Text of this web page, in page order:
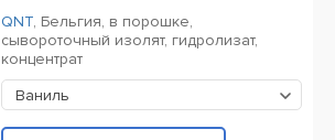
QNT, Бельгия, в порошке,
сывороточный изолят, гидролизат,
концентрат
Ваниль